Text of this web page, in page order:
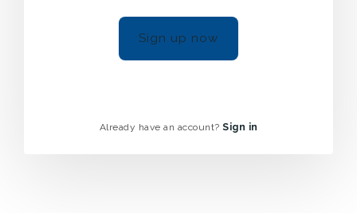
Sign up now
Already have an account? Sign in